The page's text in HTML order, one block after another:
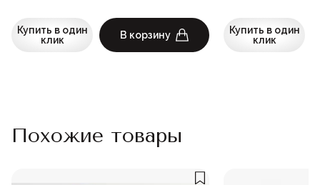
Купить в один
клик
В корзину
Купить в один
клик
Похожие товары